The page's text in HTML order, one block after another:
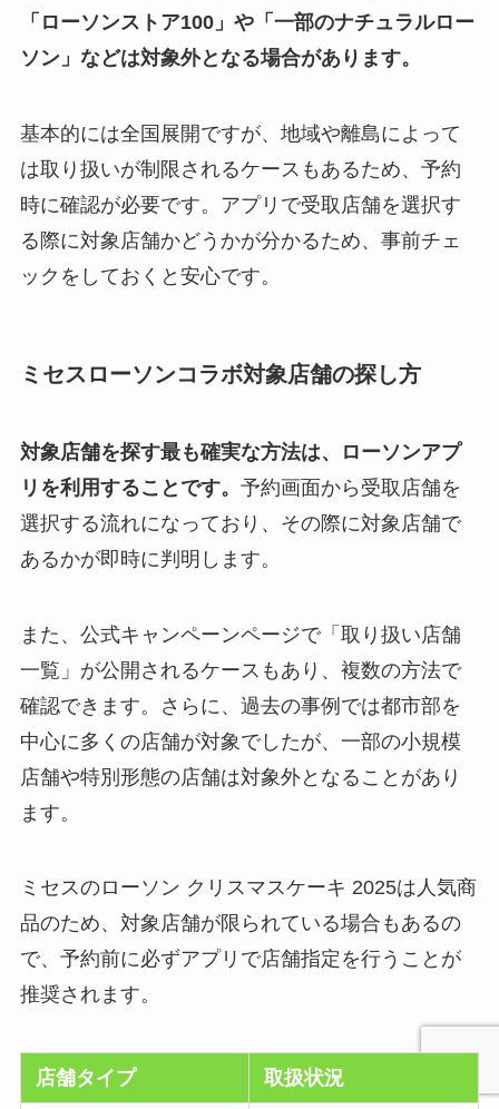
「ローソンストア100」や「一部のナチュラルロー
ソン」などは対象外となる場合があります。
基本的には全国展開ですが、地域や離島によって
は取り扱いが制限されるケースもあるため、予約
時に確認が必要です。アプリで受取店舗を選択す
る際に対象店舗かどうかが分かるため、事前チェ
ックをしておくと安心です。
ミセスローソンコラボ対象店舗の探し方
対象店舗を探す最も確実な方法は、ローソンアプ
リを利用することです。 予約画面から受取店舗を
選択する流れになっており、その際に対象店舗で
あるかが即時に判明します。
また、公式キャンペーンページで「取り扱い店舗
一覧」が公開されるケースもあり、複数の方法で
確認できます。さらに、過去の事例では都市部を
中心に多くの店舗が対象でしたが、一部の小規模
店舗や特別形態の店舗は対象外となることがあり
ます。
ミセスのローソン クリスマスケーキ 2025は人気商
品のため、対象店舗が限られている場合もあるの
で、予約前に必ずアプリで店舗指定を行うことが
推奨されます。
店舗タイプ 取扱状況